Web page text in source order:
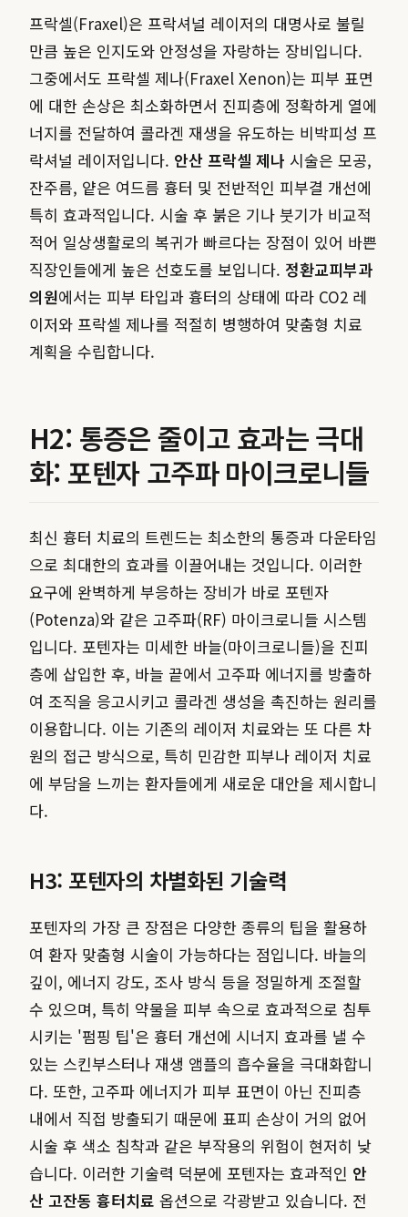
프락셀(Fraxel)은 프락셔널 레이저의 대명사로 불릴
만큼 높은 인지도와 안정성을 자랑하는 장비입니다.
그중에서도 프락셀 제나(Fraxel Xenon)는 피부 표면
에 대한 손상은 최소화하면서 진피층에 정확하게 열에
너지를 전달하여 콜라겐 재생을 유도하는 비박피성 프
락셔널 레이저입니다. 안산 프락셀 제나 시술은 모공,
잔주름, 얕은 여드름 흉터 및 전반적인 피부결 개선에
특히 효과적입니다. 시술 후 붉은 기나 붓기가 비교적
적어 일상생활로의 복귀가 빠르다는 장점이 있어 바쁜
직장인들에게 높은 선호도를 보입니다. 정환교피부과
의원에서는 피부 타입과 흉터의 상태에 따라 CO2 레
이저와 프락셀 제나를 적절히 병행하여 맞춤형 치료
계획을 수립합니다.
H2: 통증은 줄이고 효과는 극대
화: 포텐자 고주파 마이크로니들
최신 흉터 치료의 트렌드는 최소한의 통증과 다운타임
으로 최대한의 효과를 이끌어내는 것입니다. 이러한
요구에 완벽하게 부응하는 장비가 바로 포텐자
(Potenza)와 같은 고주파(RF) 마이크로니들 시스템
입니다. 포텐자는 미세한 바늘(마이크로니들)을 진피
층에 삽입한 후, 바늘 끝에서 고주파 에너지를 방출하
여 조직을 응고시키고 콜라겐 생성을 촉진하는 원리를
이용합니다. 이는 기존의 레이저 치료와는 또 다른 차
원의 접근 방식으로, 특히 민감한 피부나 레이저 치료
에 부담을 느끼는 환자들에게 새로운 대안을 제시합니
다.
H3: 포텐자의 차별화된 기술력
포텐자의 가장 큰 장점은 다양한 종류의 팁을 활용하
여 환자 맞춤형 시술이 가능하다는 점입니다. 바늘의
깊이, 에너지 강도, 조사 방식 등을 정밀하게 조절할
수 있으며, 특히 약물을 피부 속으로 효과적으로 침투
시키는 '펌핑 팁'은 흉터 개선에 시너지 효과를 낼 수
있는 스킨부스터나 재생 앰플의 흡수율을 극대화합니
다. 또한, 고주파 에너지가 피부 표면이 아닌 진피층
내에서 직접 방출되기 때문에 표피 손상이 거의 없어
시술 후 색소 침착과 같은 부작용의 위험이 현저히 낮
습니다. 이러한 기술력 덕분에 포텐자는 효과적인 안
산 고잔동 흉터치료 옵션으로 각광받고 있습니다. 전